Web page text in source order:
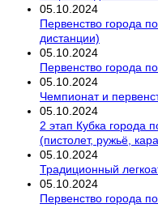
05 10 2024
Первенство города
дистанции)
05 10 2024
Первенство города
05 10 2024
Чемпионат и
05 10 2024
2 этап Кубка города
(пистолет, ружьё,
05 10 2024
Традиционный
05 10 2024
Первенство города